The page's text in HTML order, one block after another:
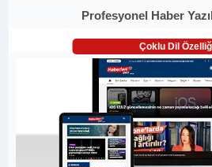
Profesyonel Haber
Çoklu Dil